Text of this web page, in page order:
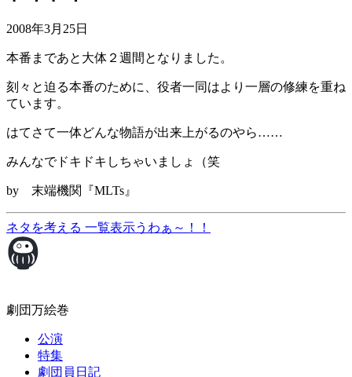
2008年3月25日
本番まであと大体２週間となりました。
刻々と迫る本番のために、役者一同はより一層の修練を重ね
ています。
はてさて一体どんな物語が出来上がるのやら……
みんなでドキドキしちゃいましょ（笑
by 末端機関『MLTs』
ネタを考える 一覧表示うわぁ～！！
劇団万絵巻
公演
特集
劇団員日記